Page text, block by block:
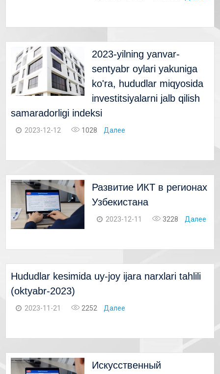
2023-yilning yanvar-
sentyabr oylari yakuniga
ko'ra, hududlar miqyosida
investitsiyalarni jalb qilish
samaradorligi indeksi
2023-12-12 1028 Далее
Развитие ИКТ в регионах
Узбекистана
2023-12-11 3228 Далее
Hududlar kesimida uy-joy ijara narxlari tahlili
(oktyabr-2023)
2023-11-21 2252 Далее
Искусственный